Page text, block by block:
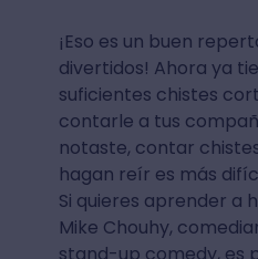
¡Eso es un buen
divertidos! Ahora ya
suficientes chistes
contarle a tus
notaste, contar
hagan reír es más
Si quieres aprender a
Mike Chouhy,
stand-up comedy, es